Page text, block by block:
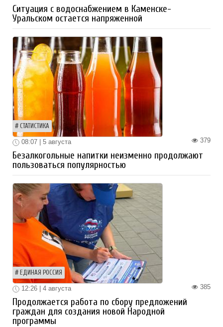
Ситуация с водоснабжением в Каменске-
Уральском остается напряженной
СТАТИСТИКА
379
08:07 | 5 августа
Безалкогольные напитки неизменно продолжают
пользоваться популярностью
ЕДИНАЯ РОССИЯ
385
12:26 | 4 августа
Продолжается работа по сбору предложений
граждан для создания новой Народной
программы